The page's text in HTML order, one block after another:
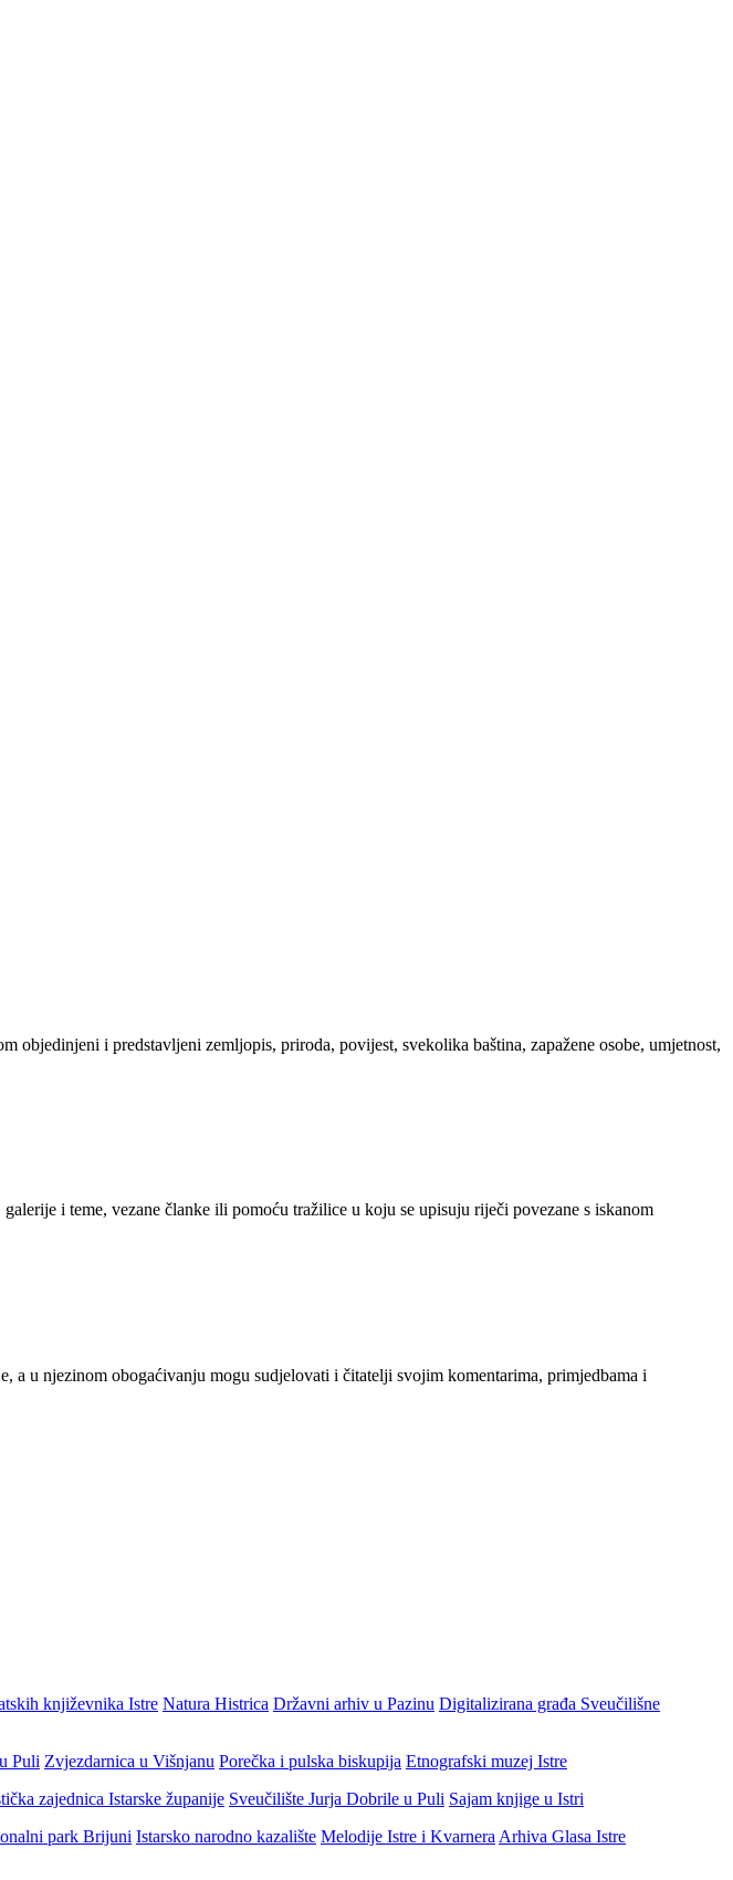
i predstavljeni zemljopis, priroda, povijest, svekolika baština, zapažene osobe, umjetnost,
i teme, vezane članke ili pomoću tražilice u koju se upisuju riječi povezane s iskanom
a u njezinom obogaćivanju mogu sudjelovati i čitatelji svojim komentarima, primjedbama i
književnika Istre Natura Histrica Državni arhiv u Pazinu Digitalizirana građa Sveučilišne
Puli Zvjezdarnica u Višnjanu Porečka i pulska biskupija Etnografski muzej Istre
zajednica Istarske županije Sveučilište Jurja Dobrile u Puli Sajam knjige u Istri
park Brijuni Istarsko narodno kazalište Melodije Istre i Kvarnera Arhiva Glasa Istre